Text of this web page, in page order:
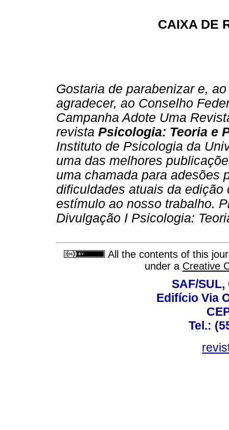
CAIXA DE
Gostaria de parabenizar e,
agradecer, ao Conselho
Campanha Adote Uma
revista Psicologia: Teoria e
Instituto de Psicologia da
uma das melhores
uma chamada para adesões
dificuldades atuais da
estímulo ao nosso trabalho.
Divulgação I Psicologia:
All the contents of this
under a Creative
SAF/
Edifício Via
Tel.: